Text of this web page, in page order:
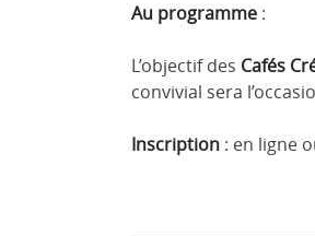
Au programme :
L’objectif des Cafés
convivial sera
Inscription : en ligne